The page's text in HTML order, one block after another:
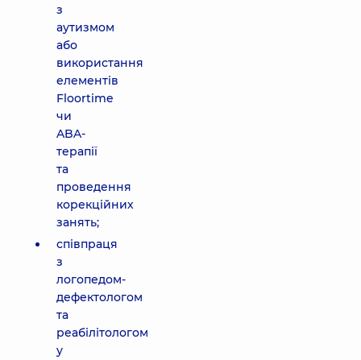
з
аутизмом
або
використання
елементів
Floortime
чи
ABA-
терапії
та
проведення
корекційних
занять;
співпраця
з
логопедом-
дефектологом
та
реабілітологом
у